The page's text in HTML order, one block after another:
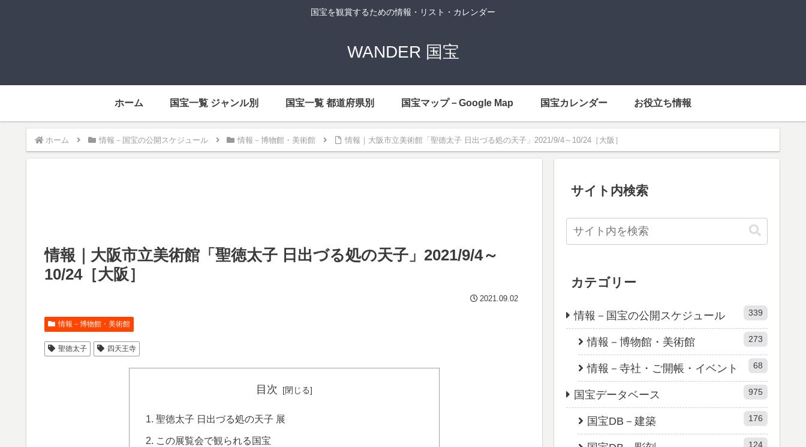
国宝を観賞するための情報・リスト・カレンダー
WANDER 国宝
ホーム 国宝一覧 ジャンル別 国宝一覧 都道府県別 国宝マップ－Google Map 国宝カレンダー お役立ち情報
ホーム 情報－国宝の公開スケジュール 情報－博物館・美術館 情報｜大阪市立美術館「聖徳太子 日出づる処の天子」2021/9/4～10/24［大阪］
情報｜大阪市立美術館「聖徳太子 日出づる処の天子」2021/9/4～
10/24［大阪］
2021.09.02
情報－博物館・美術館
聖徳太子 四天王寺
目次
聖徳太子 日出づる処の天子 展
この展覧会で観られる国宝
サイト内検索
カテゴリー
情報－国宝の公開スケジュール 339
情報－博物館・美術館 273
情報－寺社・ご開帳・イベント 68
国宝データベース 975
国宝DB－建築 176
124